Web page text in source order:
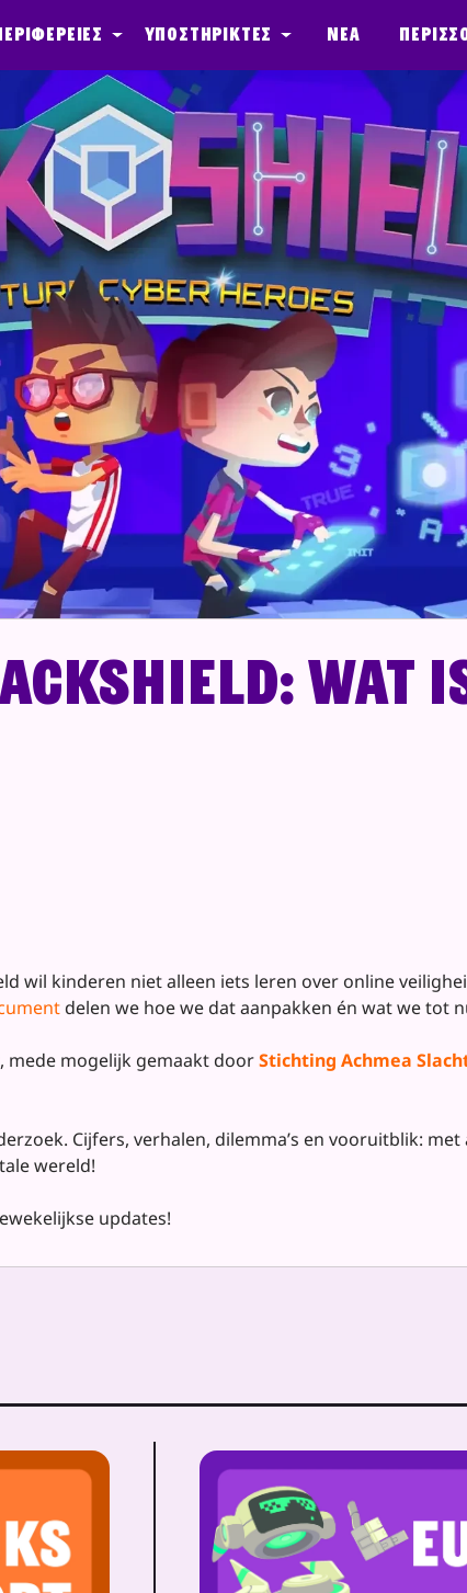
Υποστηρικτές Νέα
wat
wil kinderen niet alleen iets leren over online
delen we hoe we dat aanpakken én wat we tot
mede mogelijk gemaakt doorStichting Achmea
Cijfers, verhalen, dilemma’s en vooruitblik:
wereld!
updates!